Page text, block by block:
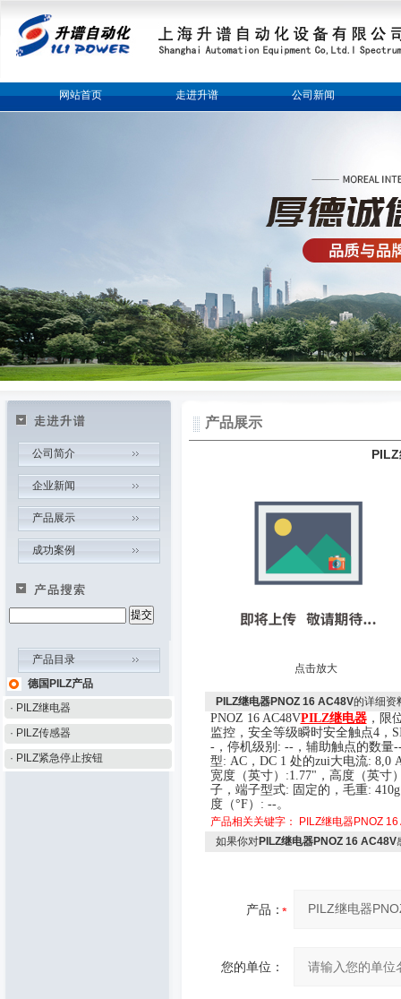
网站首页 走进升谱 公司新闻
公司简介
企业新闻
产品展示
成功案例
产品目录
德国PILZ产品
· PILZ继电器
· PILZ传感器
· PILZ紧急停止按钮
产品展示
点击放大
PILZ继电器PNOZ 16 AC48V的详细资
PNOZ 16 AC48VPILZ继电器， 限
监控，安全等级瞬时安全触点4，
-， 停机级别 : --， 辅助触点的数量
型: AC， DC 1 处的zui大电流: 8,0
宽度（英寸） :1.77" ， 高度（英寸
子， 端子型式: 固定的 ， 毛重: 410g
度（°F） : --。
产品相关关键字：
PILZ继电器PNOZ 16
如果你对PILZ继电器PNOZ 16 AC48V
产品：
您的单位：